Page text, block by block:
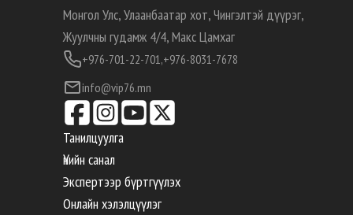
Монгол Улс, Улаанбаатар хот, Чингэлтэй дүүрэг,
Жуулчны гудамж 4/4, Макс Цамхаг
+976-701-22-701,+976-8031-7678
info@vip76.mn
Танилцуулга
Үнийн санал
Экспертээр бүртгүүлэх
Онлайн хэлэлцүүлэг